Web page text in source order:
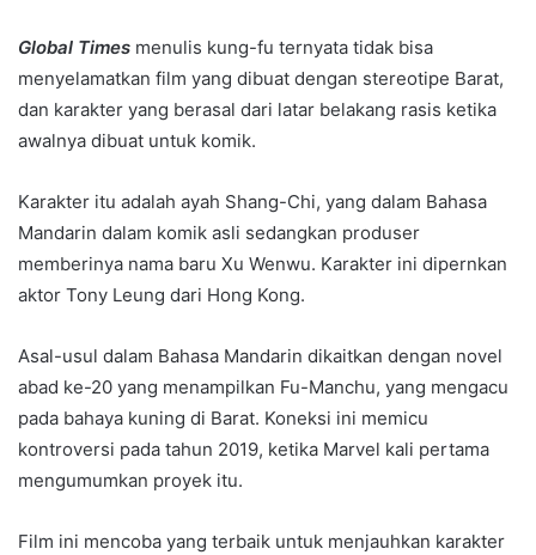
Global Times menulis kung-fu ternyata tidak bisa
menyelamatkan film yang dibuat dengan stereotipe Barat,
dan karakter yang berasal dari latar belakang rasis ketika
awalnya dibuat untuk komik.
Karakter itu adalah ayah Shang-Chi, yang dalam Bahasa
Mandarin dalam komik asli sedangkan produser
memberinya nama baru Xu Wenwu. Karakter ini dipernkan
aktor Tony Leung dari Hong Kong.
Asal-usul dalam Bahasa Mandarin dikaitkan dengan novel
abad ke-20 yang menampilkan Fu-Manchu, yang mengacu
pada bahaya kuning di Barat. Koneksi ini memicu
kontroversi pada tahun 2019, ketika Marvel kali pertama
mengumumkan proyek itu.
Film ini mencoba yang terbaik untuk menjauhkan karakter